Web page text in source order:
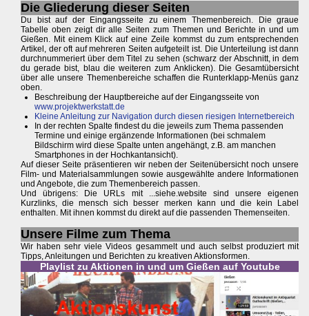
Die Gliederung dieser Seiten
Du bist auf der Eingangsseite zu einem Themenbereich. Die graue
Tabelle oben zeigt dir alle Seiten zum Themen und Berichte in und um
Gießen. Mit einem Klick auf eine Zeile kommst du zum entsprechenden
Artikel, der oft auf mehreren Seiten aufgeteilt ist. Die Unterteilung ist dann
durchnummeriert über dem Titel zu sehen (schwarz der Abschnitt, in dem
du gerade bist, blau die weiteren zum Anklicken). Die Gesamtübersicht
über alle unsere Themenbereiche schaffen die Runterklapp-Menüs ganz
oben.
Beschreibung der Hauptbereiche auf der Eingangsseite von
www.projektwerkstatt.de
Kleine Anleitung zur Navigation durch diesen riesigen Internetbereich
In der rechten Spalte findest du die jeweils zum Thema passenden
Termine und einige ergänzende Informationen (bei schmalem
Bildschirm wird diese Spalte unten angehängt, z.B. am manchen
Smartphones in der Hochkantansicht).
Auf dieser Seite präsentieren wir neben der Seitenübersicht noch unsere
Film- und Materialsammlungen sowie ausgewählte andere Informationen
und Angebote, die zum Themenbereich passen.
Und übrigens: Die URLs mit ...siehe.website sind unsere eigenen
Kurzlinks, die mensch sich besser merken kann und die kein Label
enthalten. Mit ihnen kommst du direkt auf die passenden Themenseiten.
Unsere Filme zum Thema
Wir haben sehr viele Videos gesammelt und auch selbst produziert mit
Tipps, Anleitungen und Berichten zu kreativen Aktionsformen.
Playlist zu Aktionen in und um Gießen auf Youtube